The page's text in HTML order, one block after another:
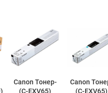
Canon Тонер-
(C-EXV65)
Canon
(C-EXV65)